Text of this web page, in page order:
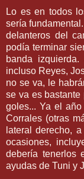
Lo es en todos
sería
delanteros del
podía terminar
banda izquierda.
incluso Reyes,
no se va, le
se va es
goles... Ya el
Corrales (otras
lateral derecho,
ocasiones,
debería tenerlos
ayudas de Tuni y